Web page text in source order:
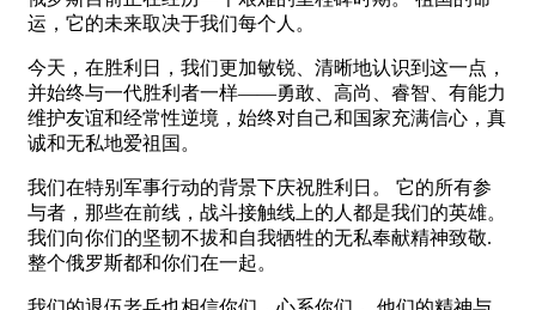
运，它的未来取决于我们每个人。
今天，在胜利日，我们更加敏锐、清晰地认识到这一点，
并始终与一代胜利者一样——勇敢、高尚、睿智、有能力
维护友谊和经常性逆境，始终对自己和国家充满信心，真
诚和无私地爱祖国。
我们在特别军事行动的背景下庆祝胜利日。 它的所有参
与者，那些在前线，战斗接触线上的人都是我们的英雄。
我们向你们的坚韧不拔和自我牺牲的无私奉献精神致敬.
整个俄罗斯都和你们在一起。